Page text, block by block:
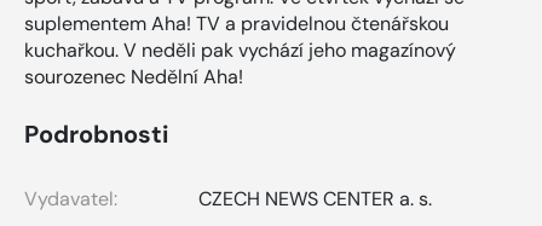
suplementem Aha! TV a pravidelnou čtenářskou
kuchařkou. V neděli pak vychází jeho magazínový
sourozenec Nedělní Aha!
Podrobnosti
Vydavatel:
CZECH NEWS CENTER a. s.